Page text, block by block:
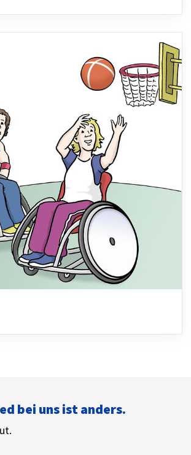
bei uns ist anders.